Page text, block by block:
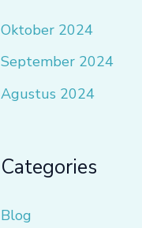
Oktober 2024
September 2024
Agustus 2024
Categories
Blog